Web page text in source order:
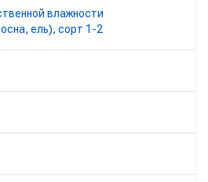
влажности
ель), сорт 1-2